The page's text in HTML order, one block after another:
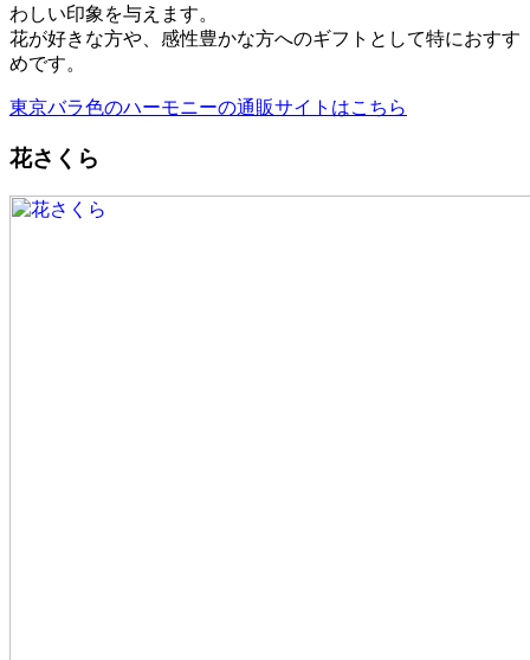
わしい印象を与えます。
花が好きな方や、感性豊かな方へのギフトとして特におすす
めです。
東京バラ色のハーモニーの通販サイトはこちら
花さくら